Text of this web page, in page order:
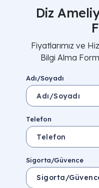
Diz
Fiyatlarımız ve
Bilgi Alma
Adı/Soyadı
Telefon
Sigorta/Güvence